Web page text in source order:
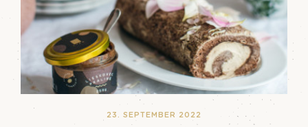
23. SEPTEMBER 2022